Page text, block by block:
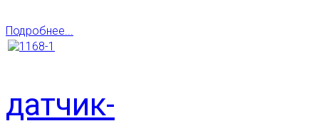
Подробнее...
датчик-